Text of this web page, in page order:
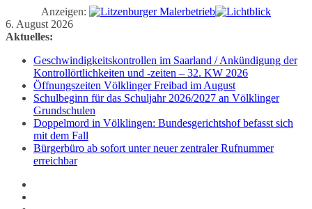
Anzeigen:
Zum
Inhalt
6. August 2026
Aktuelles:
Geschwindigkeitskontrollen im Saarland / Ankündigung der
Kontrollörtlichkeiten und -zeiten – 32. KW 2026
Öffnungszeiten Völklinger Freibad im August
Schulbeginn für das Schuljahr 2026/2027 an Völklinger
Grundschulen
Doppelmord in Völklingen: Bundesgerichtshof befasst sich
mit dem Fall
Bürgerbüro ab sofort unter neuer zentraler Rufnummer
erreichbar